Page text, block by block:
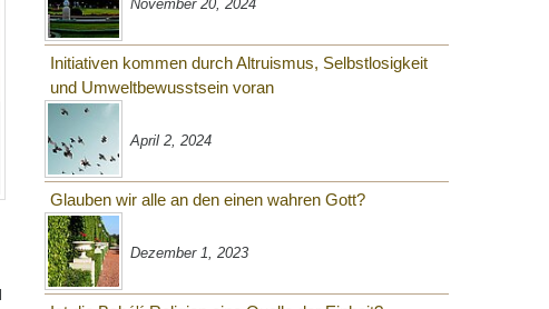
November 20, 2024
Initiativen kommen durch Altruismus, Selbstlosigkeit
und Umweltbewusstsein voran
April 2, 2024
Glauben wir alle an den einen wahren Gott?
Dezember 1, 2023